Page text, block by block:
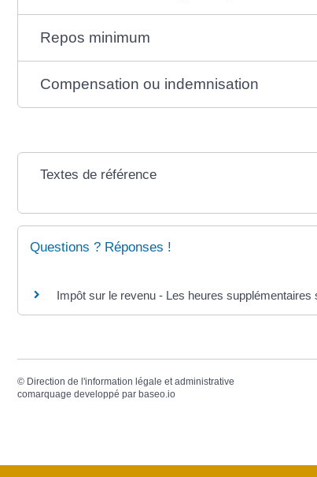
Repos minimum
Compensation ou indemnisation
Textes de référence
Questions ? Réponses !
Impôt sur le revenu - Les heures supplémentaires
© Direction de l'information légale et administrative
comarquage developpé par baseo.io